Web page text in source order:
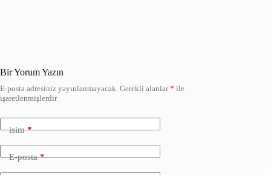
Bir Yorum Yazın
E-posta adresiniz yayınlanmayacak. Gerekli alanlar* ile
işaretlenmişlerdir
isim*
E-posta*